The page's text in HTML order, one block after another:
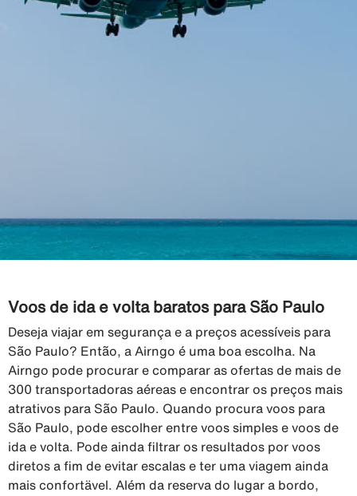
Voos de ida e volta baratos para São Paulo
Deseja viajar em segurança e a preços acessíveis para
São Paulo? Então, a Airngo é uma boa escolha. Na
Airngo pode procurar e comparar as ofertas de mais de
300 transportadoras aéreas e encontrar os preços mais
atrativos para São Paulo. Quando procura voos para
São Paulo, pode escolher entre voos simples e voos de
ida e volta. Pode ainda filtrar os resultados por voos
diretos a fim de evitar escalas e ter uma viagem ainda
mais confortävel. Além da reserva do lugar a bordo,